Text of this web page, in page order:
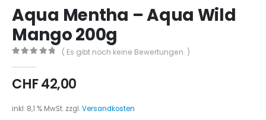
Aqua Mentha – Aqua Wild
Mango 200g
( Es gibt noch keine Bewertungen. )
CHF42,00
inkl. 8,1 % MwSt. zzgl.Versandkosten